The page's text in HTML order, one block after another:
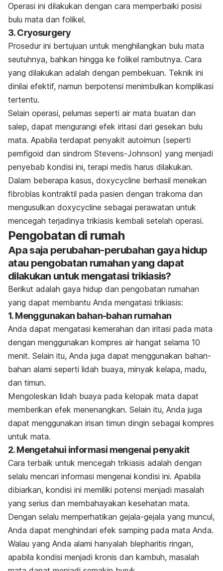
Operasi ini dilakukan dengan cara memperbaiki posisi
bulu mata dan folikel.
3. Cryosurgery
Prosedur ini bertujuan untuk menghilangkan bulu mata
seutuhnya, bahkan hingga ke folikel rambutnya. Cara
yang dilakukan adalah dengan pembekuan. Teknik ini
dinilai efektif, namun berpotensi menimbulkan komplikasi
tertentu.
Selain operasi, pelumas seperti air mata buatan dan
salep, dapat mengurangi efek iritasi dari gesekan bulu
mata. Apabila terdapat penyakit autoimun (seperti
pemfigoid dan sindrom Stevens-Johnson) yang menjadi
penyebab kondisi ini, terapi medis harus dilakukan.
Dalam beberapa kasus, doxycycline berhasil menekan
fibroblas kontraktil pada pasien dengan trakoma dan
mengusulkan doxycycline sebagai perawatan untuk
mencegah terjadinya trikiasis kembali setelah operasi.
Pengobatan di rumah
Apa saja perubahan-perubahan gaya hidup
atau pengobatan rumahan yang dapat
dilakukan untuk mengatasi trikiasis?
Berikut adalah gaya hidup dan pengobatan rumahan
yang dapat membantu Anda mengatasi trikiasis:
1. Menggunakan bahan-bahan rumahan
Anda dapat mengatasi kemerahan dan iritasi pada mata
dengan menggunakan kompres air hangat selama 10
menit. Selain itu, Anda juga dapat menggunakan bahan-
bahan alami seperti lidah buaya, minyak kelapa, madu,
dan timun.
Mengoleskan lidah buaya pada kelopak mata dapat
memberikan efek menenangkan. Selain itu, Anda juga
dapat menggunakan irisan timun dingin sebagai kompres
untuk mata.
2. Mengetahui informasi mengenai penyakit
Cara terbaik untuk mencegah trikiasis adalah dengan
selalu mencari informasi mengenai kondisi ini. Apabila
dibiarkan, kondisi ini memiliki potensi menjadi masalah
yang serius dan membahayakan kesehatan mata.
Dengan selalu memperhatikan gejala-gejala yang muncul,
Anda dapat menghindari efek samping pada mata Anda.
Walau yang Anda alami hanyalah blepharitis ringan,
apabila kondisi menjadi kronis dan kambuh, masalah